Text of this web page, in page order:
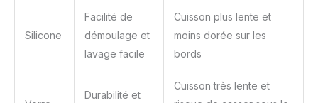
Silicone
Facilité de
démoulage et
lavage facile
Cuisson plus lente et
moins dorée sur les
bords
Durabilité et
Cuisson très lente et